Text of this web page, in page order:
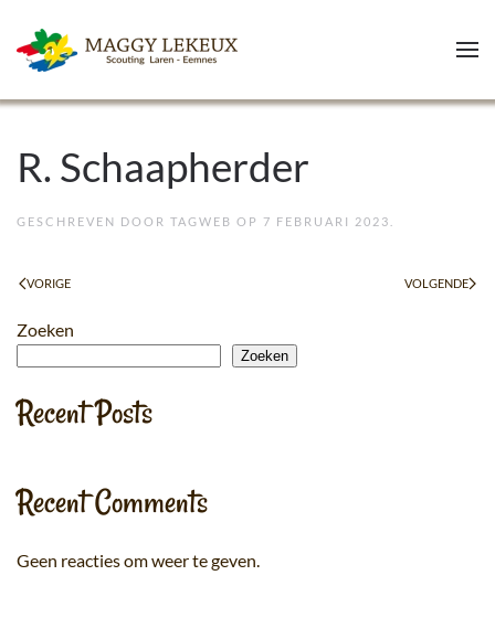
Skip to main content
R. Schaapherder
GESCHREVEN DOOR TAGWEB OP 7 FEBRUARI 2023
VORIGE VOLGENDE
Zoeken
Zoeken
Recent Posts
Recent Comments
Geen reacties om weer te geven.